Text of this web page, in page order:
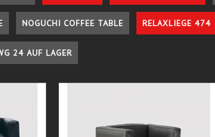
NOGUCHI COFFEE TABLE RELAXLIEGE 474
24 AUF LAGER